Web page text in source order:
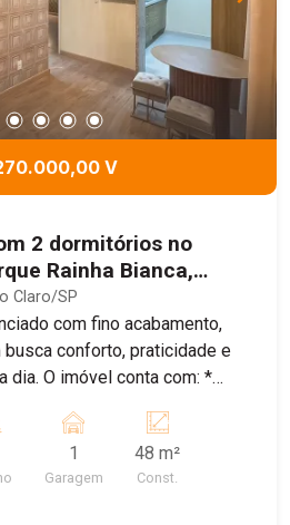
V
2 dormitórios no
Rainha Bianca,
Rio Claro/SP
Claro/SP
com fino acabamento,
busca conforto, praticidade e
com: *
fogão e coifa * 2
* Banheiro social * 1
1
Garagem
48 m²
Const.